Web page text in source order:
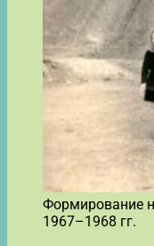
Формирование
1967–1968 гг.